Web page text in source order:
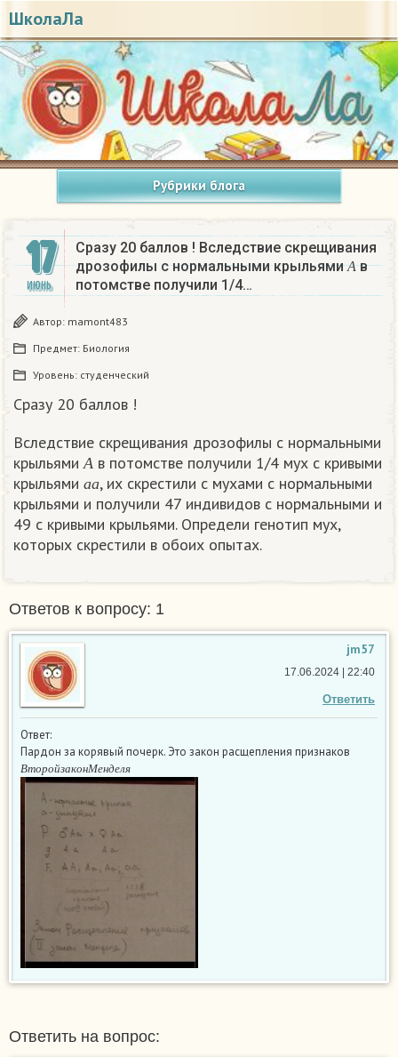
ШколаЛа
Рубрики блога
17
ИЮНЬ
Сразу 20 баллов ! Вследствие скрещивания
дрозофилы с нормальными крыльямиА
Ав
потомстве получили 1/4…
Автор: mamont483
Предмет: Биология
Уровень: студенческий
Сразу 20 баллов !
Вследствие скрещивания дрозофилы с нормальными
крыльямиА
А в потомстве получили 1/4 мух с кривыми
крыльями
а а
аа, их скрестили с мухами с нормальными
крыльями и получили 47 индивидов с нормальными и
49 с кривыми крыльями. Определи генотип мух,
которых скрестили в обоих опытах.
Ответов к вопросу: 1
jm57
Ответить
17.06.2024 | 22:40
Ответ:
Пардон за корявый почерк. Это закон расщепления признаков
В о р о йз Ме д
Ответить на вопрос: